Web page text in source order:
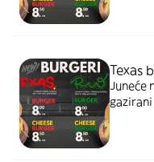
Texas
Juneće